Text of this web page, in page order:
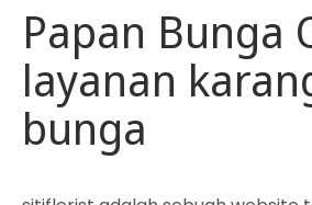
Papan Bunga
layanan
bunga